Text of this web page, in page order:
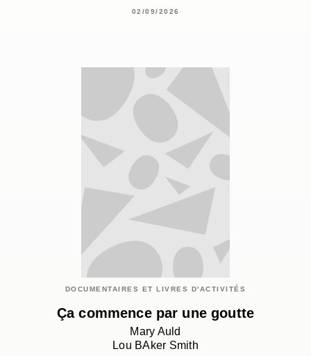
02/09/2026
DOCUMENTAIRES ET LIVRES D'ACTIVITÉS
Ça commence par une goutte
Mary Auld
Lou BAker Smith